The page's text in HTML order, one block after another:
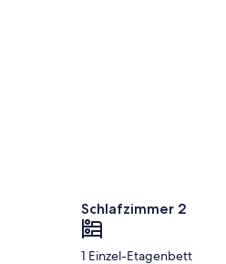
Schlafzimmer 2
1 Einzel-Etagenbett